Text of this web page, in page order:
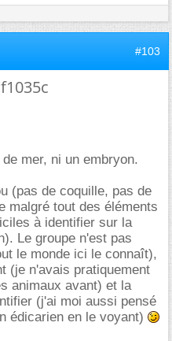
#103
mer, ni un embryon.
(pas de coquille, pas de
malgré tout des éléments
à identifier sur la
Le groupe n'est pas
le monde ici le connaît),
(je n'avais pratiquement
animaux avant) et la
(j'ai moi aussi pensé
édicarien en le voyant)